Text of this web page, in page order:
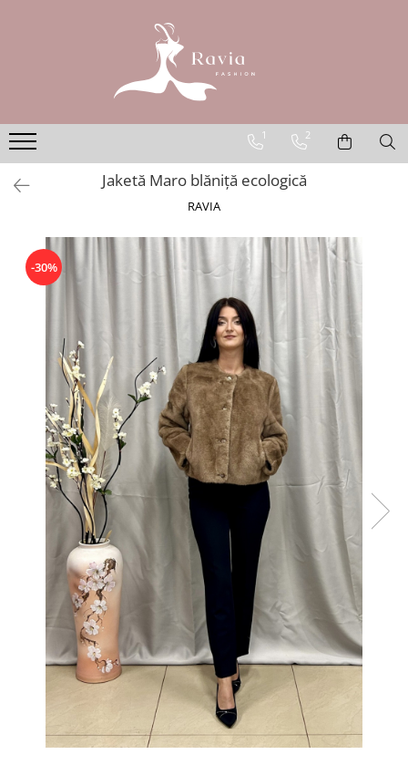
Rochii elegante lungi
Rochii elegante midi
Rochii elegante scurte
Rochii casual
Rochii de nuntă
Rochii de botez
Rochii elegante cu pene
Rochii mărimi mari
1 2
Jaketă Maro blăniță ecologică
RAVIA
-30%